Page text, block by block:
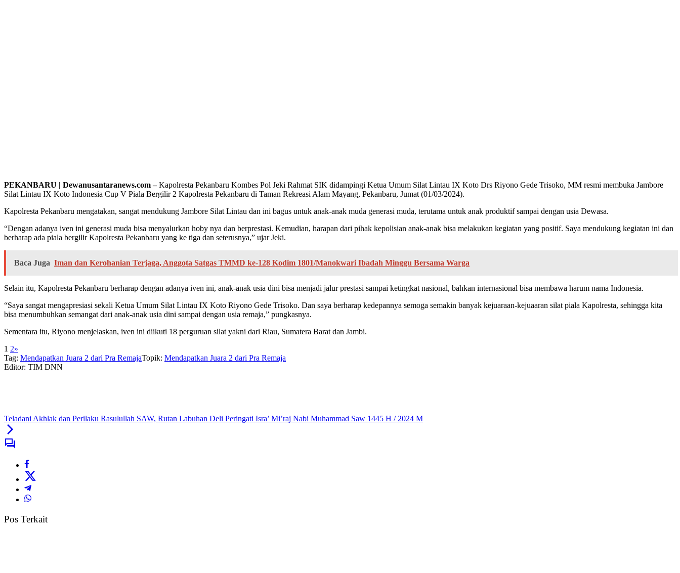
PEKANBARU | Dewanusantaranews.com –Kapolresta Pekanbaru Kombes Pol Jeki Rahmat SIK didampingi Ketua Umum Silat Lintau IX Koto Drs Riyono Gede Trisoko, MM resmi membuka Jambore
Silat Lintau IX Koto Indonesia Cup V Piala Bergilir 2 Kapolresta Pekanbaru di Taman Rekreasi Alam Mayang, Pekanbaru, Jumat (01/03/2024).
Kapolresta Pekanbaru mengatakan, sangat mendukung Jambore Silat Lintau dan ini bagus untuk anak-anak muda generasi muda, terutama untuk anak produktif sampai dengan usia Dewasa.
“Dengan adanya iven ini generasi muda bisa menyalurkan hoby nya dan berprestasi. Kemudian, harapan dari pihak kepolisian anak-anak bisa melakukan kegiatan yang positif. Saya mendukung kegiatan ini dan
berharap ada piala bergilir Kapolresta Pekanbaru yang ke tiga dan seterusnya,” ujar Jeki.
Baca Juga Iman dan Kerohanian Terjaga, Anggota Satgas TMMD ke-128 Kodim 1801/Manokwari Ibadah Minggu Bersama Warga
Selain itu, Kapolresta Pekanbaru berharap dengan adanya iven ini, anak-anak usia dini bisa menjadi jalur prestasi sampai ketingkat nasional, bahkan internasional bisa membawa harum nama Indonesia.
“Saya sangat mengapresiasi sekali Ketua Umum Silat Lintau IX Koto Riyono Gede Trisoko. Dan saya berharap kedepannya semoga semakin banyak kejuaraan-kejuaaran silat piala Kapolresta, sehingga kita
bisa menumbuhkan semangat dari anak-anak usia dini sampai dengan usia remaja,” pungkasnya.
Sementara itu, Riyono menjelaskan, iven ini diikuti 18 perguruan silat yakni dari Riau, Sumatera Barat dan Jambi.
1 2»
Tag: Mendapatkan Juara 2 dari Pra RemajaTopik: Mendapatkan Juara 2 dari Pra Remaja
Editor: TIM DNN
Teladani Akhlak dan Perilaku Rasulullah SAW, Rutan Labuhan Deli Peringati Isra’ Mi’raj Nabi Muhammad Saw 1445 H / 2024 M
Pos Terkait